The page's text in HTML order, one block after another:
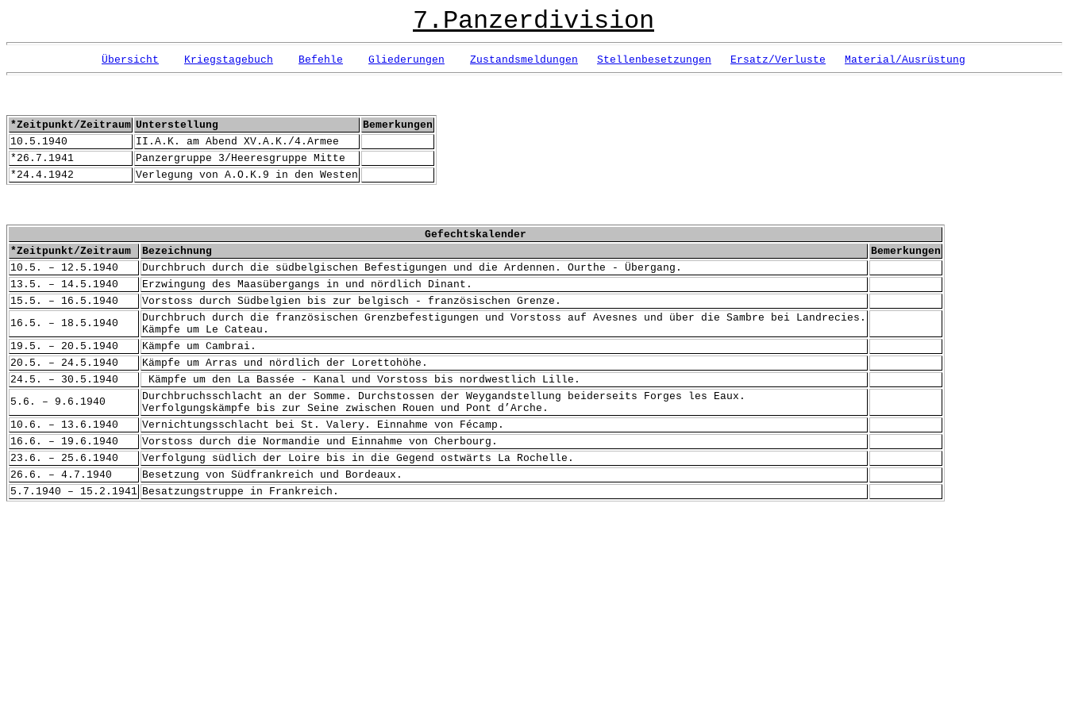
7.Panzerdivision
Übersicht Kriegstagebuch Befehle Gliederungen Zustandsmeldungen Stellenbesetzungen Ersatz/Verluste Material/Ausrüstung
*Zeitpunkt/Zeitraum Unterstellung
Bemerkungen
10.5.1940
II.A.K. am Abend XV.A.K./4.Armee
*26.7.1941
Panzergruppe 3/Heeresgruppe Mitte
*24.4.1942
Verlegung von A.O.K.9 in den Westen
Gefechtskalender
*Zeitpunkt/Zeitraum
Bezeichnung
Bemerkungen
10.5. – 12.5.1940
Durchbruch durch die südbelgischen Befestigungen und die Ardennen. Ourthe - Übergang.
13.5. – 14.5.1940
Erzwingung des Maasübergangs in und nördlich Dinant.
15.5. – 16.5.1940
Vorstoss durch Südbelgien bis zur belgisch - französischen Grenze.
16.5. – 18.5.1940
Durchbruch durch die französischen Grenzbefestigungen und Vorstoss auf Avesnes und über die Sambre bei Landrecies.
Kämpfe um Le Cateau.
19.5. – 20.5.1940
Kämpfe um Cambrai.
20.5. – 24.5.1940
Kämpfe um Arras und nördlich der Lorettohöhe.
24.5. – 30.5.1940
Kämpfe um den La Bassée - Kanal und Vorstoss bis nordwestlich Lille.
5.6. – 9.6.1940
Durchbruchsschlacht an der Somme. Durchstossen der Weygandstellung beiderseits Forges les Eaux.
Verfolgungskämpfe bis zur Seine zwischen Rouen und Pont d’Arche.
10.6. – 13.6.1940
Vernichtungsschlacht bei St. Valery. Einnahme von Fécamp.
16.6. – 19.6.1940
Vorstoss durch die Normandie und Einnahme von Cherbourg.
23.6. – 25.6.1940
Verfolgung südlich der Loire bis in die Gegend ostwärts La Rochelle.
26.6. – 4.7.1940
Besetzung von Südfrankreich und Bordeaux.
5.7.1940 – 15.2.1941 Besatzungstruppe in Frankreich.